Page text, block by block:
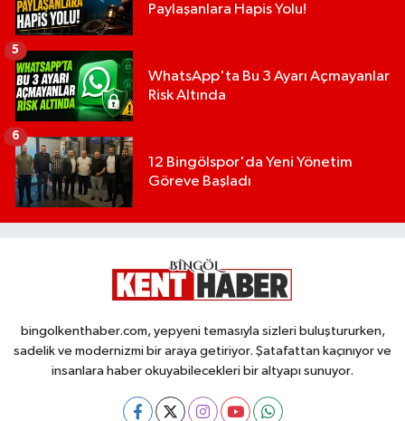
Paylaşanlara Hapis Yolu!
WhatsApp'ta Bu 3 Ayarı Açmayanlar
Risk Altında
5
12 Bingölspor'da Yeni Yönetim
Göreve Başladı
6
bingolkenthaber.com, yepyeni temasıyla sizleri buluştururken,
sadelik ve modernizmi bir araya getiriyor. Şatafattan kaçınıyor ve
insanlara haber okuyabilecekleri bir altyapı sunuyor.